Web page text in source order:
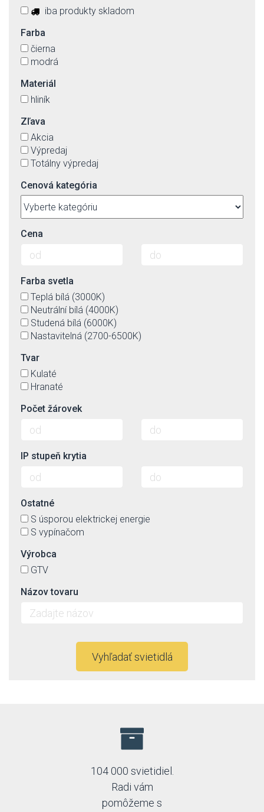
iba produkty skladom
Farba
čierna
modrá
Materiál
hliník
Zľava
Akcia
Výpredaj
Totálny výpredaj
Cenová kategória
Cena
Farba svetla
Teplá bílá (3000K)
Neutrální bílá (4000K)
Studená bílá (6000K)
Nastavitelná (2700-6500K)
Tvar
Kulaté
Hranaté
Počet žárovek
IP stupeň krytia
Ostatné
S úsporou elektrickej energie
S vypínačom
Výrobca
GTV
Názov tovaru
Vyhľadať svietidlá
104 000 svietidiel.
Radi vám
pomôžeme s